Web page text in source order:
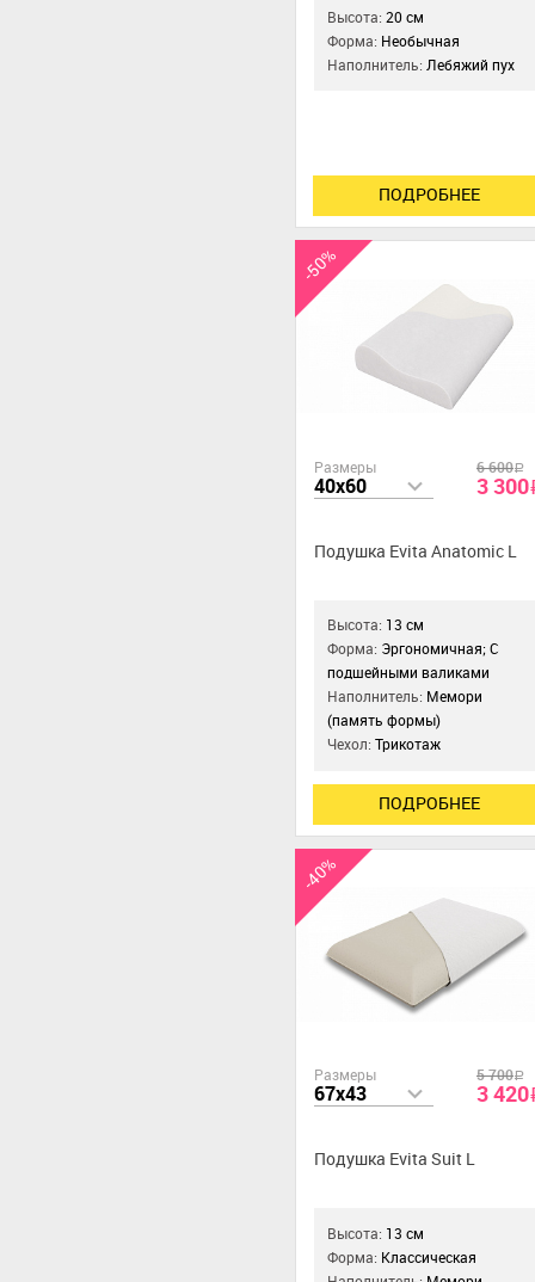
Высота:20 см
Форма: Необычная
Наполнитель: Лебяжий пух
ПОДРОБНЕЕ
-50%
Размеры
40x60
6 600a
3 300
Подушка Evita Anatomic L
Высота: 13 см
Форма: Эргономичная; С
подшейными валиками
Наполнитель: Мемори
(память формы)
Чехол:Трикотаж
ПОДРОБНЕЕ
-40%
Размеры
67x43
5 700a
3 420
Подушка Evita Suit L
Высота: 13 см
Форма: Классическая